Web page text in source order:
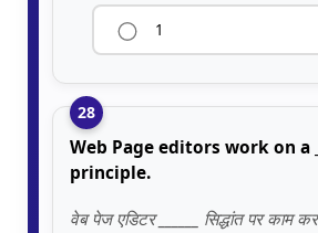
1
28
Web Page editors work on a
principle.
वेब पेज एडिटर ______ सिद्धांत पर काम